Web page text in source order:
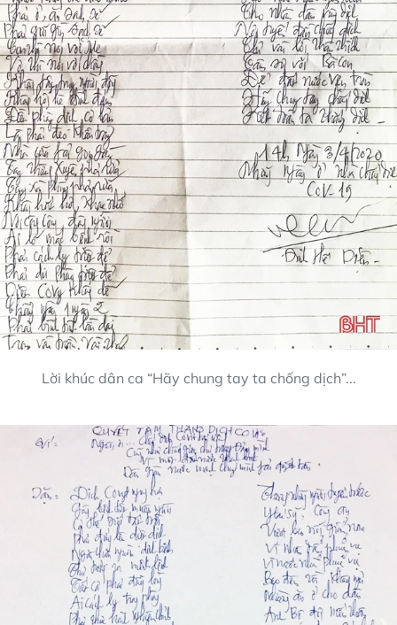
Lời khúc dân ca “Hãy chung tay ta chống dịch”...